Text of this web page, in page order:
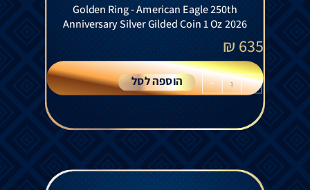
Golden Ring - American Eagle 250th
Anniversary Silver Gilded Coin 1 Oz 2026
635
₪
-
+ הוספה לסל